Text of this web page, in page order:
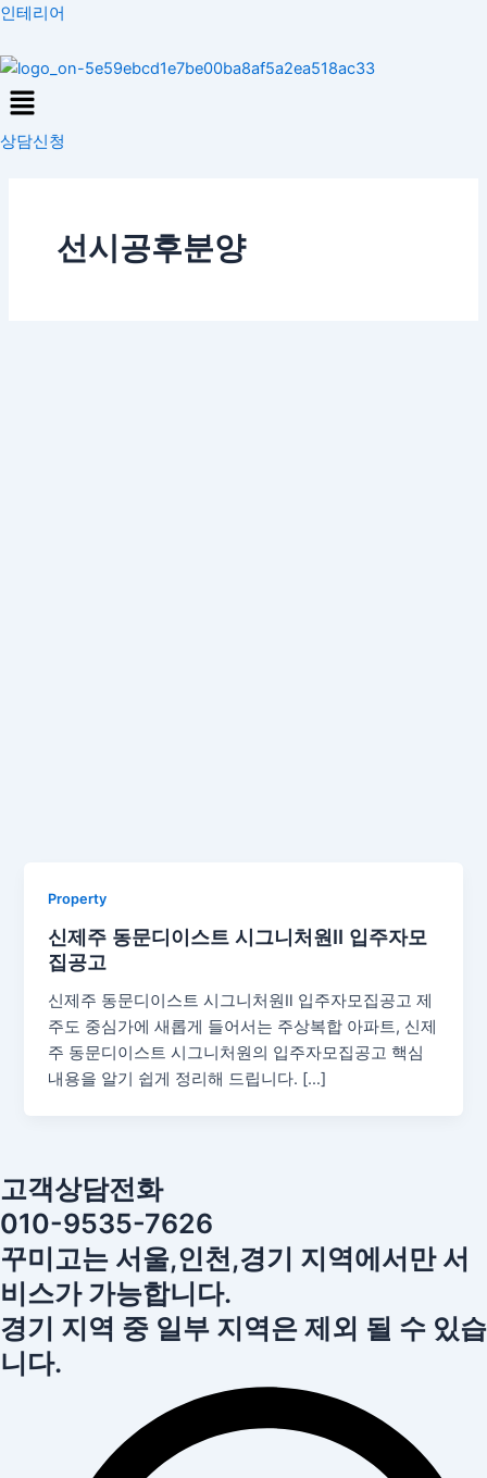
콘
츠
로
건
너
인테리어
Menu
상담신청
선시공후분양
Property
신제주 동문디이스트 시그니처원Ⅱ 입주자모
집공고
신제주 동문디이스트 시그니처원Ⅱ 입주자모집공고 제
주도 중심가에 새롭게 들어서는 주상복합 아파트, 신제
주 동문디이스트 시그니처원의 입주자모집공고 핵심
내용을 알기 쉽게 정리해 드립니다. […]
고객상담전화
010-9535-7626
꾸미고는 서울,인천,경기 지역에서만 서
비스가 가능합니다.
경기 지역 중 일부 지역은 제외 될 수 있습
니다.